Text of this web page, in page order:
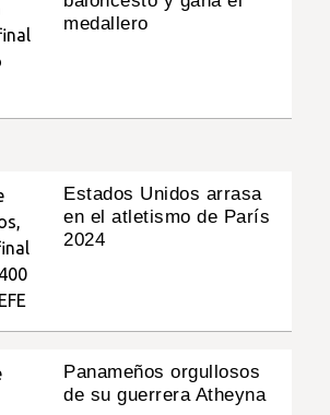
medallero
Estados Unidos arrasa
en el atletismo de París
2024
Panameños orgullosos
de su guerrera Atheyna